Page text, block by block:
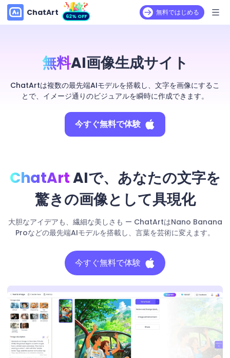
ChatArt 62% OFF 無料ではじめる
無料AI画像生成サイト
ChatArtは複数の最先端AIモデルを搭載し、文字を画像にするこ
とで、イメージ通りのビジュアルを瞬時に作成できます。
今すぐ無料で体験
ChatArtAIで、あなたの文字を
驚きの画像として具現化
大胆なアイデアも、繊細な美しさも — ChatArtはNano Banana
Proなどの最先端AIモデルを搭載し、言葉を芸術に変えます。
今すぐ無料で体験